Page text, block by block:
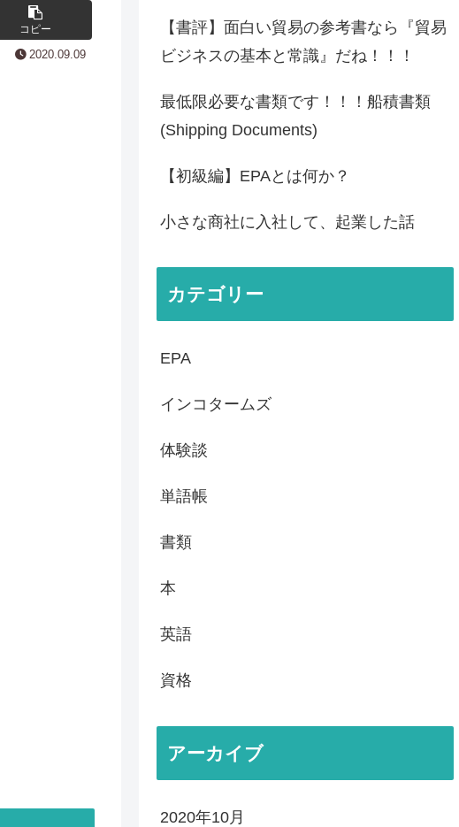
コピー
2020.09.09
【書評】面白い貿易の参考書なら『貿易
ビジネスの基本と常識』だね！！！
最低限必要な書類です！！！船積書類
(Shipping Documents)
【初級編】EPAとは何か？
小さな商社に入社して、起業した話
カテゴリー
EPA
インコタームズ
体験談
単語帳
書類
本
英語
資格
アーカイブ
2020年10月